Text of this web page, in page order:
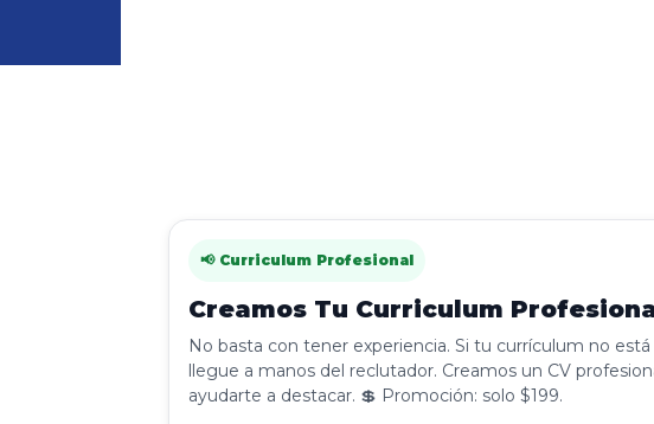
📢 Curriculum Profesional
Creamos Tu Curriculum
No basta con tener experiencia. Si tu currículum no
llegue a manos del reclutador. Creamos un CV
ayudarte a destacar. 💲 Promoción: solo $199.